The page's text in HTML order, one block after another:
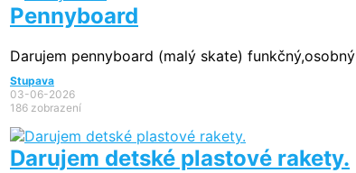
Pennyboard
Darujem pennyboard (malý skate)
Stupava
03-06-2026
186 zobrazení
Darujem detské plastové rakety.